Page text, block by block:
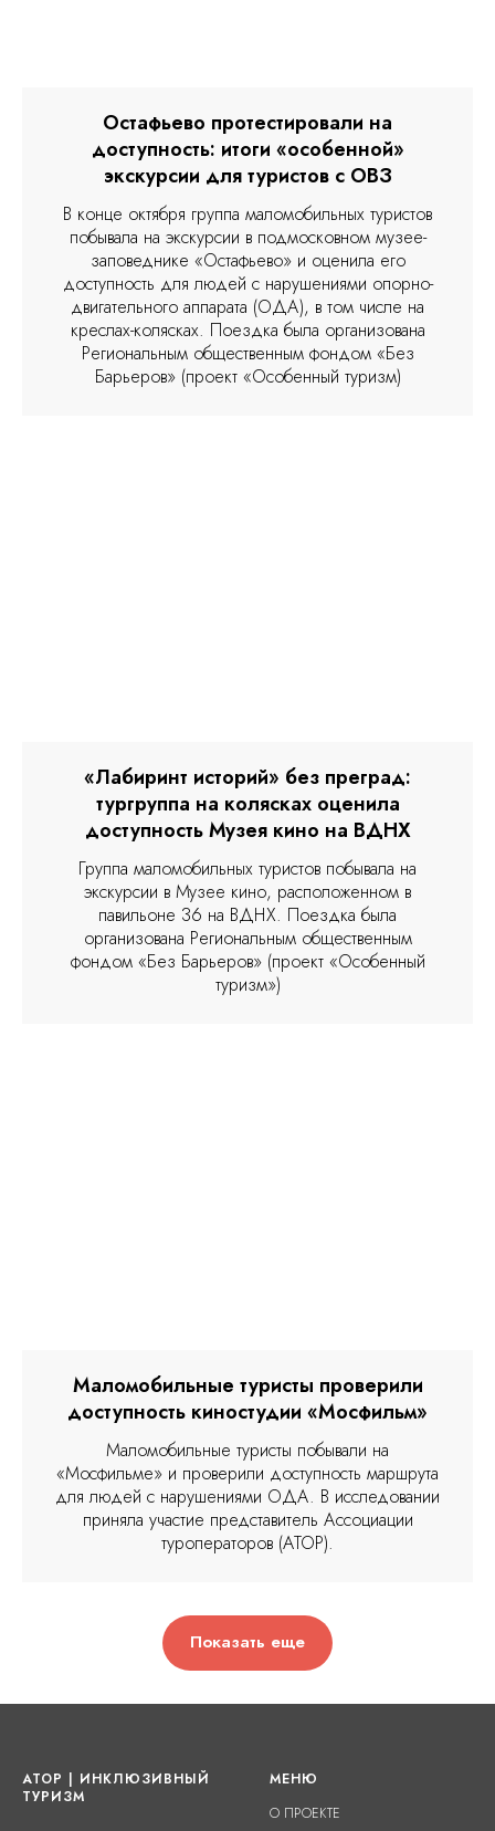
Остафьево протестировали на
доступность: итоги «особенной»
экскурсии для туристов с ОВЗ
В конце октября группа маломобильных туристов
побывала на экскурсии в подмосковном музее-
заповеднике «Остафьево» и оценила его
доступность для людей с нарушениями опорно-
двигательного аппарата (ОДА), в том числе на
креслах-колясках. Поездка была организована
Региональным общественным фондом «Без
Барьеров» (проект «Особенный туризм)
«Лабиринт историй» без преград:
тургруппа на колясках оценила
доступность Музея кино на ВДНХ
Группа маломобильных туристов побывала на
экскурсии в Музее кино, расположенном в
павильоне 36 на ВДНХ. Поездка была
организована Региональным общественным
фондом «Без Барьеров» (проект «Особенный
туризм»)
Маломобильные туристы проверили
доступность киностудии «Мосфильм»
Маломобильные туристы побывали на
«Мосфильме» и проверили доступность маршрута
для людей с нарушениями ОДА. В исследовании
приняла участие представитель Ассоциации
туроператоров (АТОР).
Показать еще
АТОР | ИНКЛЮЗИВНЫЙ
ТУРИЗМ
МЕНЮ
О ПРОЕКТЕ